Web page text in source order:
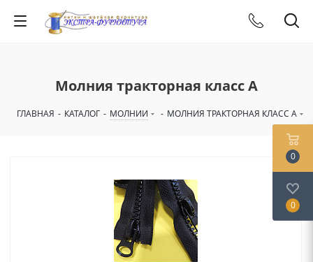
Молния тракторная класс А
ГЛАВНАЯ - КАТАЛОГ - МОЛНИИ - МОЛНИЯ ТРАКТОРНАЯ КЛАСС А
0
0